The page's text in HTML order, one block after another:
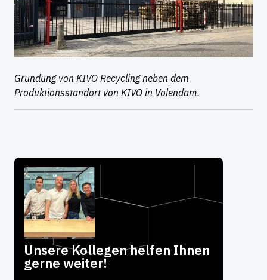
Gründung von KIVO Recycling neben dem
Produktionsstandort von KIVO in Volendam.
Unsere Kollegen helfen Ihnen
gerne weiter!